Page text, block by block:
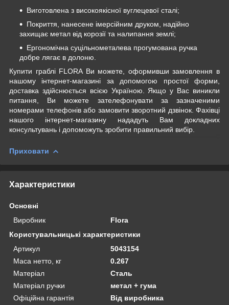
Виготовлена з високоякісної вуглецевої сталі;
Покриття, нанесене імерсійним друком, надійно
захищає метал від корозії та налипання землі;
Ергономічна суцільнометалева прогумована ручка
добре лягає в долоню.
Купити граблі FLORA Ви можете, оформивши замовлення в
нашому інтернет-магазині за допомогою простої форми,
доставка здійснюється всією Україною. Якщо у Вас виникли
питання, Ви можете зателефонувати за зазначеними
номерами телефонів або замовити зворотний дзвінок. Фахівці
нашого інтернет-магазину нададуть Вам докладних
консультувань і допоможуть зробити правильний вибір.
Приховати
Характеристики
Основні
Виробник
Flora
Користувальницькі характеристики
Артикул
5043154
Маса нетто, кг
0.267
Матеріал
Сталь
Матеріал ручки
метал + гума
Офіційна гарантія
Від виробника